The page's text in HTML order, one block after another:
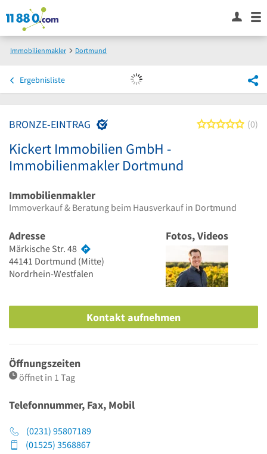
Immobilienmakler
Dortmund
Ergebnisliste
BRONZE-EINTRAG 00
Kickert Immobilien GmbH -
Immobilienmakler Dortmund
Immobilienmakler
Immoverkauf & Beratung beim Hausverkauf in Dortmund
Adresse
Märkische Str. 48
44141 Dortmund (Mitte)
Nordrhein-Westfalen
Fotos, Videos
Kontakt aufnehmen
Öffnungszeiten
öffnet in 1 Tag
Telefonnummer, Fax, Mobil
(0231) 95807189
(01525) 3568867